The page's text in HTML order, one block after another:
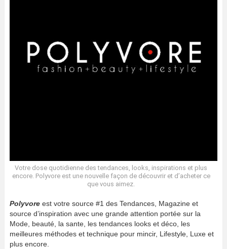
Votre dose quotidienne des tendances, looks, inspirations et plus
encore. Polyvore est une nouvelle façon de découvrir et d’acheter ce
que vous aimez.
Polyvore est votre source #1 des Tendances, Magazine et
source d’inspiration avec une grande attention portée sur la
Mode, beauté, la sante, les tendances looks et déco, les
meilleures méthodes et technique pour mincir, Lifestyle, Luxe et
plus encore.